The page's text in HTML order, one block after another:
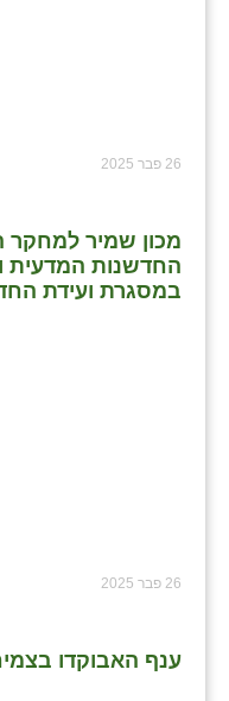
26 פבר 2025
מכון שמיר למחקר
החדשנות המדעית
במסגרת ועידת
26 פבר 2025
ענף האבוקדו